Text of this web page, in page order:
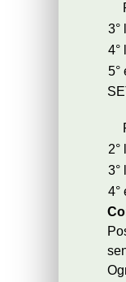
3°
4°
5°
2°
3°
4°